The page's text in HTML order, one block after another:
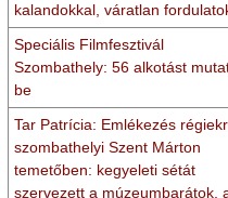
kalandokkal, váratlan
Speciális Filmfesztivál
Szombathely: 56 alkotást
be
Tar Patrícia: Emlékezés
szombathelyi Szent Márton
temetőben: kegyeleti sétát
szervezett a múzeumbarátok,